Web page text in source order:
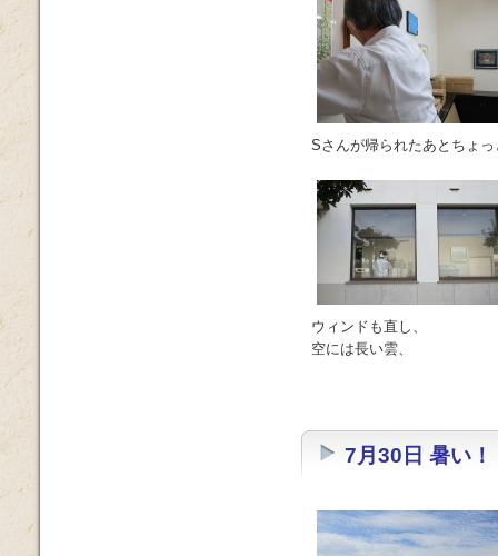
Sさんが帰られたあとちょ
ウィンドも直し、
空には長い雲、
7月30日 暑い！